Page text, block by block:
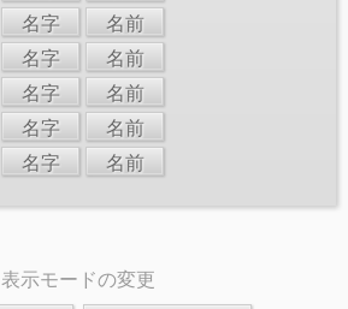
名字 名前
名字 名前
名字 名前
名字 名前
名字 名前
表示モードの変更